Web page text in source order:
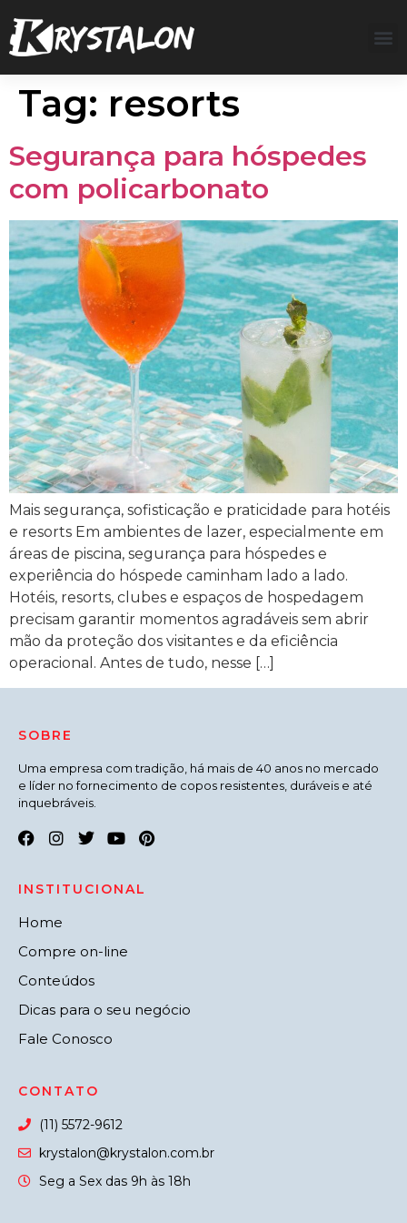
Tag: resorts
Segurança para hóspedes
com policarbonato
Mais segurança, sofisticação e praticidade para hotéis
e resorts Em ambientes de lazer, especialmente em
áreas de piscina, segurança para hóspedes e
experiência do hóspede caminham lado a lado.
Hotéis, resorts, clubes e espaços de hospedagem
precisam garantir momentos agradáveis sem abrir
mão da proteção dos visitantes e da eficiência
operacional. Antes de tudo, nesse […]
SOBRE
Uma empresa com tradição, há mais de 40 anos no mercado
e líder no fornecimento de copos resistentes, duráveis e até
inquebráveis.
INSTITUCIONAL
Home
Compre on-line
Conteúdos
Dicas para o seu negócio
Fale Conosco
CONTATO
(11) 5572-9612
krystalon@krystalon.com.br
Seg a Sex das 9h às 18h